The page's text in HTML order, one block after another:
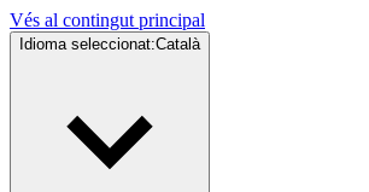
Vés al contingut principal
Idioma seleccionat:Català